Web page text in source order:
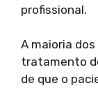
profissional.
A maioria
tratamento
de que o